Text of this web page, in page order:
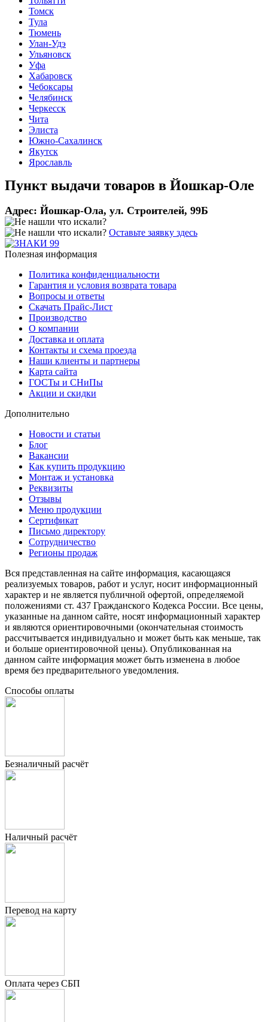
Томск
Тула
Тюмень
Улан-Удэ
Ульяновск
Уфа
Хабаровск
Чебоксары
Челябинск
Черкесск
Чита
Элиста
Южно-Сахалинск
Якутск
Ярославль
Пункт выдачи товаров в Йошкар-Оле
Адрес: Йошкар-Ола, ул. Строителей, 99Б
Оставьте заявку здесь
Полезная информация
Политика конфиденциальности
Гарантия и условия возврата товара
Вопросы и ответы
Скачать Прайс-Лист
Производство
О компании
Доставка и оплата
Контакты и схема проезда
Наши клиенты и партнеры
Карта сайта
ГОСТы и СНиПы
Акции и скидки
Дополнительно
Новости и статьи
Блог
Вакансии
Как купить продукцию
Монтаж и установка
Реквизиты
Отзывы
Меню продукции
Сертификат
Письмо директору
Сотрудничество
Регионы продаж
Вся представленная на сайте информация, касающаяся
реализуемых товаров, работ и услуг, носит информационный
характер и не является публичной офертой, определяемой
положениями ст. 437 Гражданского Кодекса России. Все цены,
указанные на данном сайте, носят информационный характер
и являются ориентировочными (окончательная стоимость
рассчитывается индивидуально и может быть как меньше, так
и больше ориентировочной цены). Опубликованная на
данном сайте информация может быть изменена в любое
время без предварительного уведомления.
Способы оплаты
Безналичный расчёт
Наличный расчёт
Перевод на карту
Оплата через СБП